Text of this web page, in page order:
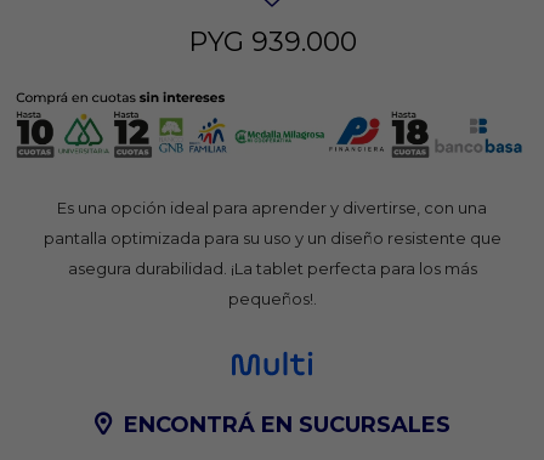
PYG 939.000
Es una opción ideal para aprender y divertirse, con una
pantalla optimizada para su uso y un diseño resistente que
asegura durabilidad. ¡La tablet perfecta para los más
pequeños!.
ENCONTRÁ EN SUCURSALES